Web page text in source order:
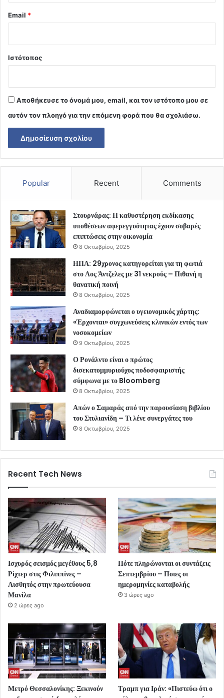
Email *
Ιστότοπος
Αποθήκευσε το όνομά μου, email, και τον ιστότοπο μου σε
αυτόν τον πλοηγό για την επόμενη φορά που θα σχολιάσω.
Popular Recent Comments
Στουρνάρας: Η καθυστέρηση εκδίκασης
υποθέσεων αφερεγγυότητας έχουν σοβαρές
επιπτώσεις στην οικονομία
8 Οκτωβρίου, 2025
ΗΠΑ: 29χρονος κατηγορείται για τη φωτιά
στο Λος Άντζελες με 31 νεκρούς – Πιθανή η
θανατική ποινή
8 Οκτωβρίου, 2025
Αναδιαμορφώνεται ο υγειονομικός χάρτης:
«Έρχονται» συγχωνεύσεις κλινικών εντός των
νοσοκομείων
9 Οκτωβρίου, 2025
Ο Ρονάλντο είναι ο πρώτος
δισεκατομμυριούχος ποδοσφαιριστής
σύμφωνα με το Bloomberg
8 Οκτωβρίου, 2025
Απών ο Σαμαράς από την παρουσίαση βιβλίου
του Στυλιανίδη – Τι λένε συνεργάτες του
8 Οκτωβρίου, 2025
Recent Tech News
Ισχυρός σεισμός μεγέθους 5,8
Ρίχτερ στις Φιλιππίνες –
Αισθητός στην πρωτεύουσα
Μανίλα
2 ώρες ago
Πότε πληρώνονται οι συντάξεις
Σεπτεμβρίου – Ποιες οι
ημερομηνίες καταβολής
3 ώρες ago
Μετρό Θεσσαλονίκης: Ξεκινούν
Τραμπ για Ιράν: «Πιστεύω ότι ο